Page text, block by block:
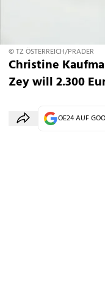
© TZ ÖSTERREICH/PRADER
Christine
Zey will 2.300
OE24 AUF